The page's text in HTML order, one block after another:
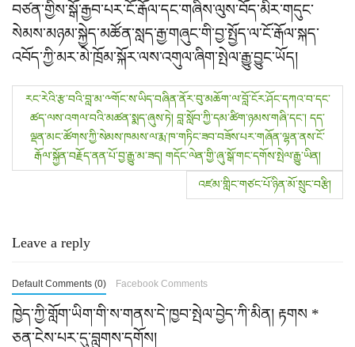
བཙན་གྱིས་སྒོ་རྒྱབ་པར་ངོ་རྒོལ་དང་གཞིས་ལུས་བོད་མིར་གདུང་
སེམས་མཉམ་སྐྱེད་མཚོན་སླད་རྒྱ་གཞུང་གི་བྱ་སྤྱོད་ལ་ངོ་རྒོལ་སྐད་
འབོད་ཀྱི་མར་མེ་ཁྲོམ་སྐོར་ལས་འགུལ་ཞིག་སྤེལ་རྒྱུ་བྱུང་ཡོད།
P
s
a
v
i
རང་རེའི་རྩ་བའི་བླ་མ་༸གོང་ས་ཡིད་བཞིན་ནོར་བུ་མཆོག་ལ་བློ་ངོར་ཤོང་དཀའ་བ་དང་
ཚད་ལས་འགལ་བའི་མཚན་སྨད་ཞུས་ཏེ། བླ་སློབ་ཀྱི་དམ་ཚིག་ཉམས་གཞི་དང་། དད་
ལྡན་མང་ཚོགས་ཀྱི་སེམས་ཁམས་ལ་རྨ་ཁ་གཏིང་ཟབ་བཟོས་པར་གཞོན་ལྷན་ནས་ངོ་
རྒོལ་སྐྱོན་བརྗོད་ནན་པོ་བྱ་རྒྱུ་མ་ཟད། གདོང་ལེན་གྱི་ཞུ་སྒོ་གང་དགོས་སྤེལ་རྒྱུ་ཡིན།
འཛམ་གླིང་གཙང་པོ་ཉིན་མོ་སྲུང་བརྩི།
Leave a reply
Default Comments (0) Facebook Comments
ཁྱེད་ཀྱི་གློག་ཡིག་གི་ས་གནས་དེ་ཁྱབ་སྤེལ་བྱེད་ཀི་མིན། རྟགས *
ཅན་ངེས་པར་དུ་བླུགས་དགོས།